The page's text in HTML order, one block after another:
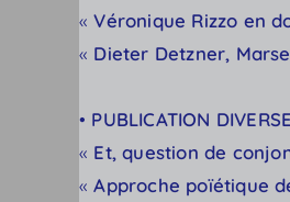
«Véronique Rizzo en
« Dieter Detzner,
• PUBLICATION
« Et, question de
«Approche poïétique